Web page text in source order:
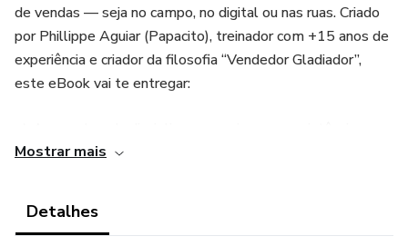
de vendas — seja no campo, no digital ou nas ruas. Criado
por Phillippe Aguiar (Papacito), treinador com +15 anos de
experiência e criador da filosofia “Vendedor Gladiador”,
este eBook vai te entregar:
📌 As armas da persuasão para encantar com verdade
Mostrar mais
Detalhes